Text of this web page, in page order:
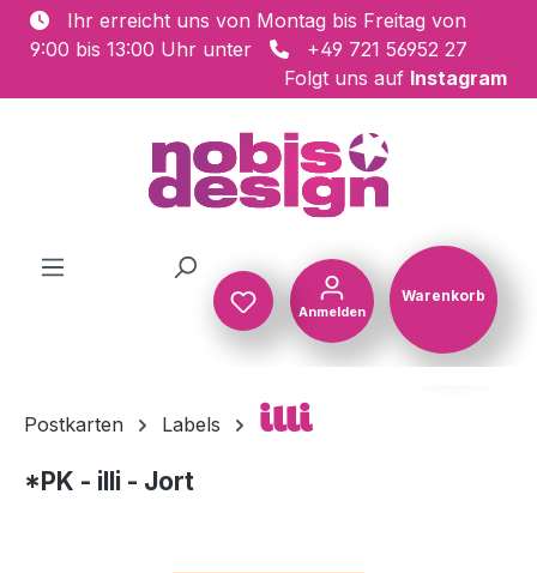
Zum Hauptinhalt springen
Ihr erreicht uns von Montag bis Freitag von
9:00 bis 13:00 Uhr unter
+49 721 56952 27
Folgt uns auf Instagram
Anmelden
Warenkorb
Postkarten Labels illi
*PK - illi - Jort